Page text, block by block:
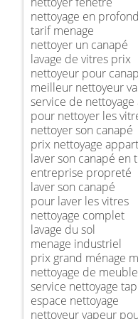
nettoyage en
tarif menage
nettoyer un canapé
lavage de vitres prix
nettoyeur pour
meilleur nettoyeur
service de
pour nettoyer les
nettoyer son canapé
prix nettoyage
laver son canapé en
entreprise propreté
laver son canapé
pour laver les vitres
nettoyage complet
lavage du sol
menage industriel
prix grand ménage
nettoyage de
service nettoyage
espace nettoyage
nettoyeur vapeur